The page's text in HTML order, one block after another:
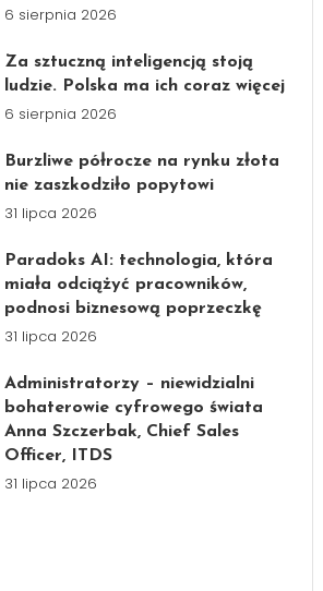
6 sierpnia 2026
Za sztuczną inteligencją stoją
ludzie. Polska ma ich coraz więcej
6 sierpnia 2026
Burzliwe półrocze na rynku złota
nie zaszkodziło popytowi
31 lipca 2026
Paradoks AI: technologia, która
miała odciążyć pracowników,
podnosi biznesową poprzeczkę
31 lipca 2026
Administratorzy – niewidzialni
bohaterowie cyfrowego świata
Anna Szczerbak, Chief Sales
Officer, ITDS
31 lipca 2026